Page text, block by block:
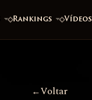
Rankings Vídeos
Voltar